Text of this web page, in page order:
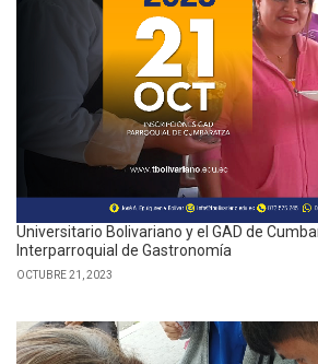
Universitario Bolivariano y el GAD de
Interparroquial de Gastronomía
OCTUBRE 21, 2023